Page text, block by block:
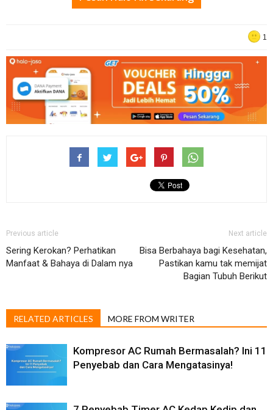
1
Previous article
Sering Kerokan? Perhatikan
Manfaat & Bahaya di Dalam nya
Next article
Bisa Berbahaya bagi Kesehatan,
Pastikan kamu tak memijat
Bagian Tubuh Berikut
RELATED ARTICLES MORE FROM WRITER
Kompresor AC Rumah Bermasalah? Ini 11
Penyebab dan Cara Mengatasinya!